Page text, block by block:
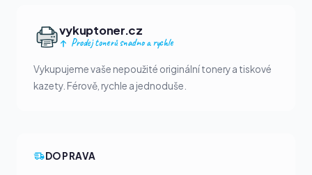
vykuptoner.cz
Prodej tonerů snadno a rychle
Vykupujeme vaše nepoužité originální tonery a tiskové
kazety. Férově, rychle a jednoduše.
DOPRAVA